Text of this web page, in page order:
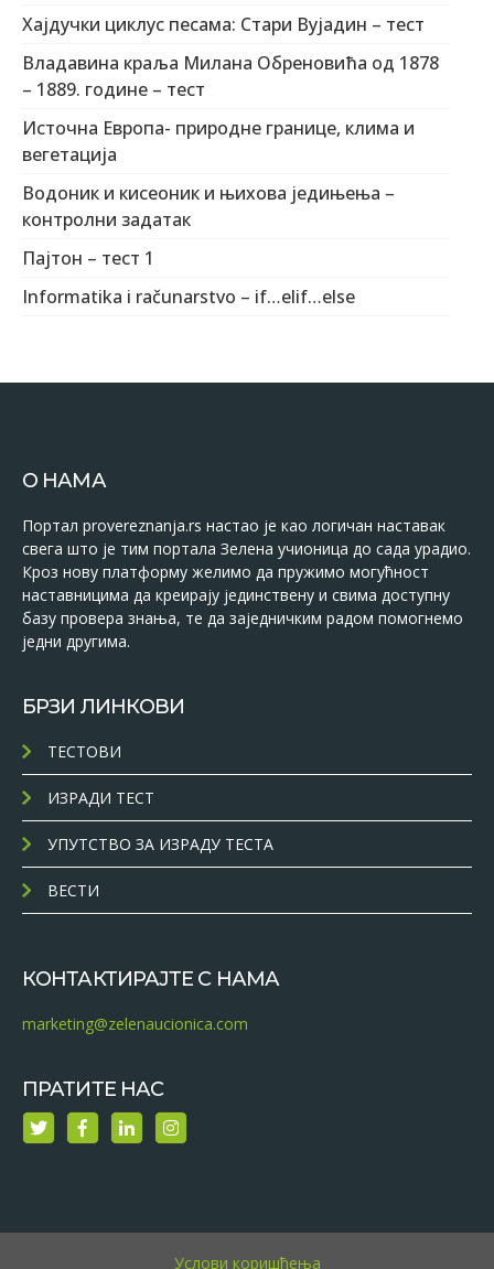
Хајдучки циклус песама: Стари Вујадин – тест
Владавина краља Милана Обреновића од 1878
– 1889. године – тест
Источна Европа- природне границе, клима и
вегетација
Водоник и кисеоник и њихова једињења –
контролни задатак
Пајтон – тест 1
Informatika i računarstvo – if…elif…else
О НАМА
Портал provereznanja.rs настао је као логичан наставак
свега што је тим портала Зелена учионица до сада урадио.
Кроз нову платформу желимо да пружимо могућност
наставницима да креирају јединствену и свима доступну
базу провера знања, те да заједничким радом помогнемо
једни другима.
БРЗИ ЛИНКОВИ
ТЕСТОВИ
ИЗРАДИ ТЕСТ
УПУТСТВО ЗА ИЗРАДУ ТЕСТА
ВЕСТИ
КОНТАКТИРАЈТЕ С НАМА
marketing@zelenaucionica.com
ПРАТИТЕ НАС
Услови коришћења